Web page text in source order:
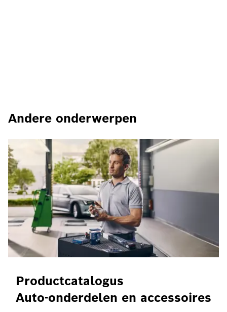
Andere onderwerpen
Productcatalogus
Auto-onderdelen en accessoires